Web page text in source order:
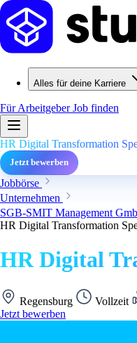
Alles für deine Karriere
Für ArbeitgeberJob finden
HR Digital Transformation
Jetzt bewerben
Jobbörse
Unternehmen
SGB-SMIT Management
HR Digital Transformation
HR Digital
Regensburg Vollzeit
Jetzt bewerben